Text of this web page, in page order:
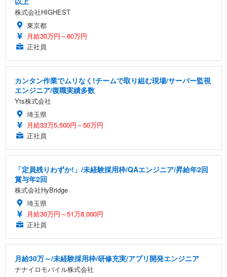
株式会社HIGHEST
東京都
月給30万円～60万円
正社員
カンタン作業でムリなく!チームで取り組む現場/サーバー監視
エンジニア/復職実績多数
Yts株式会社
埼玉県
月給33万5,500円～50万円
正社員
「定員残りわずか!」/未経験採用枠/QAエンジニア/昇給年2回
賞与年2回
株式会社HyBridge
埼玉県
月給30万円～51万8,000円
正社員
月給30万～/未経験採用枠/研修充実/アプリ開発エンジニア
ナナイロモバイル株式会社